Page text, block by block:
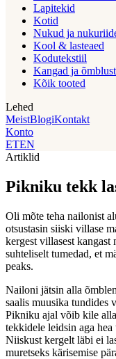
Lapitekid
Kotid
Nukud ja
Kool & lasteaed
Kodutekstiil
Kangad ja
Kõik tooted
Lehed
MeistBlogiKontakt
Konto
ETEN
Artiklid
Pikniku tekk
Oli mõte teha nailonist
otsustasin siiski villase
kergest villasest
suhteliselt tumedad, et
peaks.
Nailoni jätsin alla
saalis muusika tundides
Pikniku ajal võib kile
tekkidele leidsin aga
Niiskust kergelt läbi ei
muretseks kärisemise